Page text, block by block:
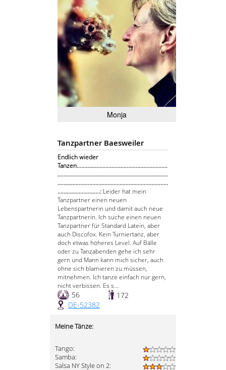
Monja
Tanzpartner Baesweiler
Endlich wieder
Tanzen............................................................
.........................................................................
.........................................................................
............................: Leider hat mein
Tanzpartner einen neuen
Lebenspartnerin und damit auch neue
Tanzpartnerin. Ich suche einen neuen
Tanzpartner für Standard Latein, aber
auch Discofox. Kein Turniertanz, aber
doch etwas höheres Level. Auf Bälle
oder zu Tanzabenden gehe ich sehr
gern und Mann kann mich sicher, auch
ohne sich blamieren zu müssen,
mitnehmen. Ich tanze einfach nur gern,
nicht verbissen. Es s...
56
172
DE-52382
Meine Tänze:
Tango:
Samba:
Salsa NY Style on 2: